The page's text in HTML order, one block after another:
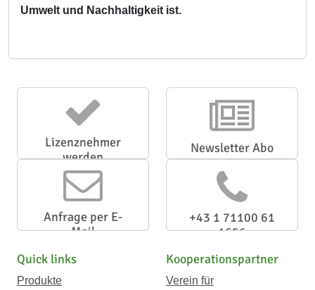
Umwelt und Nachhaltigkeit ist.
Lizenznehmer
werden
Newsletter Abo
Anfrage per E-
Mail
+43 1 71100 61
1656
Quick links
Produkte
Kooperationspartner
Verein für